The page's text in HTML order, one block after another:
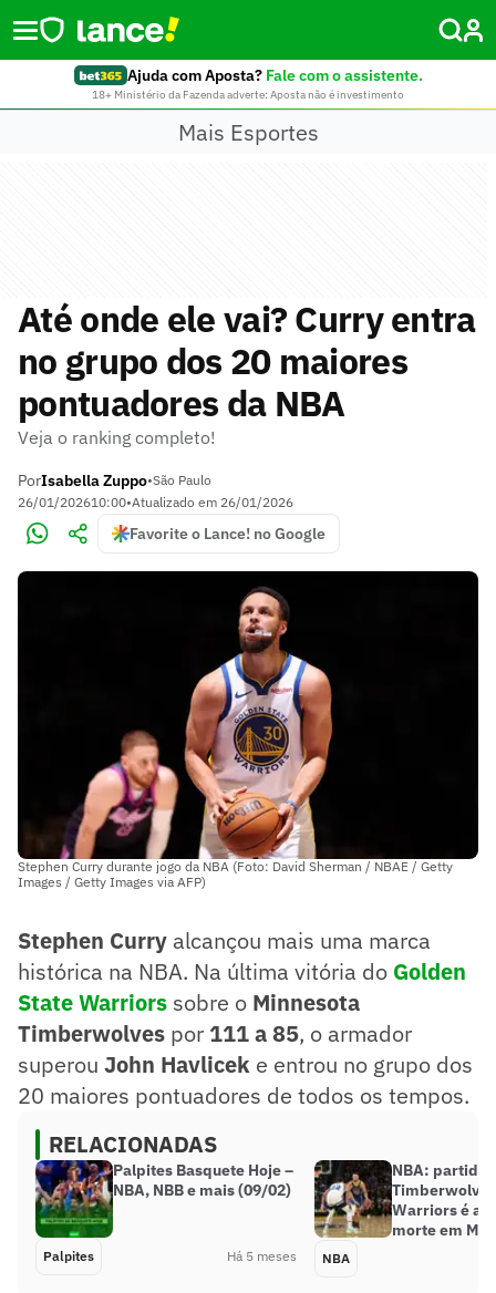
Ajuda com Aposta? Fale com o assistente.
18+ Ministério da Fazenda adverte: Aposta não é investimento
Mais Esportes
Até onde ele vai? Curry entra
no grupo dos 20 maiores
pontuadores da NBA
Veja o ranking completo!
PorIsabella Zuppo•São Paulo
26/01/202610:00•Atualizado em 26/01/2026
Favorite o Lance! no Google
Stephen Curry durante jogo da NBA (Foto: David Sherman / NBAE / Getty
Images / Getty Images via AFP)
Stephen Curry alcançou mais uma marca
histórica na NBA. Na última vitória do Golden
State Warriors sobre o Minnesota
Timberwolves por 111 a 85, o armador
superou John Havlicek e entrou no grupo dos
20 maiores pontuadores de todos os tempos.
RELACIONADAS
Palpites Basquete Hoje –
NBA, NBB e mais (09/02)
Palpites Há 5 meses
NBA: partida
Warriors é
morte em
NBA